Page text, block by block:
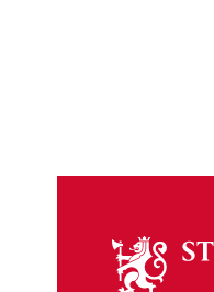
stortinget